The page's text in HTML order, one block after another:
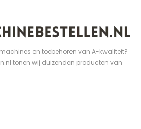
en toebehoren van A-kwaliteit?
tonen wij duizenden producten van